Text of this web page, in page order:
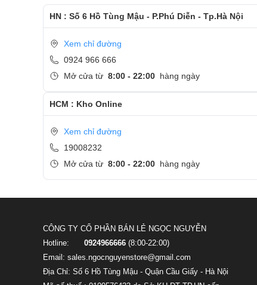
HN : Số 6 Hồ Tùng Mậu - P.Phú Diễn - Tp.Hà Nội
Xem chỉ đường
0924 966 666
Mở cửa từ 8:00 - 22:00 hàng ngày
HCM : Kho Online
Xem chỉ đường
19008232
Mở cửa từ 8:00 - 22:00 hàng ngày
CÔNG TY CỔ PHẦN BÁN LẺ NGỌC NGUYỄN
Hotline:
0924966666 (8:00-22:00)
Email: sales.ngocnguyenstore@gmail.com
Địa Chỉ: Số 6 Hồ Tùng Mậu - Quận Cầu Giấy - Hà Nội